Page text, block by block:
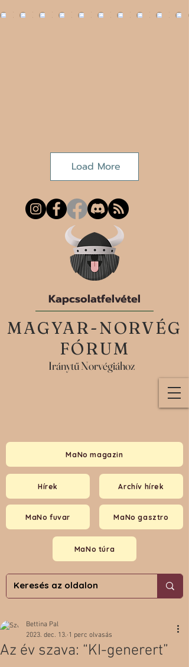
MAGYAR-NORVÉG
FÓRUM
Iránytű Norvégiához
Hírek
MaNo magazin
MaNo fuvar MaNo gasztro
MaNo túra
Archív hírek
Kapcsolatfelvétel
Load More
Az év szava: “KI-generert”
Bettina Pal
2023. dec. 13. 1 perc olvasás